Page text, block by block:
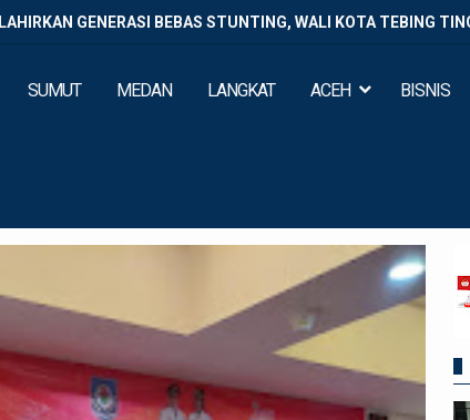
LAHIRKAN GENERASI BEBAS STUNTING, WALI KOTA TEBING
SUMUT MEDAN LANGKAT ACEH BISNIS